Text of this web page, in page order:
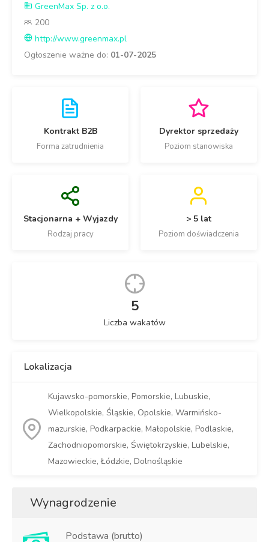
GreenMax Sp. z o.o.
200
http://www.greenmax.pl
Ogłoszenie ważne do: 01-07-2025
Kontrakt B2B
Forma zatrudnienia
Dyrektor sprzedaży
Poziom stanowiska
Stacjonarna + Wyjazdy
Rodzaj pracy
> 5 lat
Poziom doświadczenia
5
Liczba wakatów
Lokalizacja
Kujawsko-pomorskie, Pomorskie, Lubuskie,
Wielkopolskie, Śląskie, Opolskie, Warmińsko-
mazurskie, Podkarpackie, Małopolskie, Podlaskie,
Zachodniopomorskie, Świętokrzyskie, Lubelskie,
Mazowieckie, Łódzkie, Dolnośląskie
Wynagrodzenie
Podstawa (brutto)